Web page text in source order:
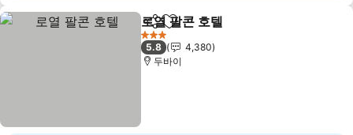
공유 즐겨찾기에 추가
로열 팔콘 호텔
3 성급
5.8
4,380
두바이